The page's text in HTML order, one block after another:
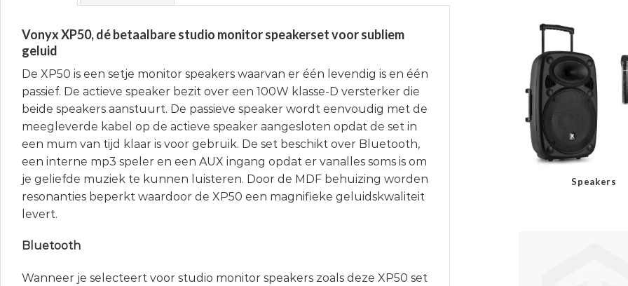
Vonyx XP50, dé betaalbare studio monitor speakerset voor subliem
geluid
De XP50 is een setje monitor speakers waarvan er één levendig is en één
passief. De actieve speaker bezit over een 100W klasse-D versterker die
beide speakers aanstuurt. De passieve speaker wordt eenvoudig met de
meegleverde kabel op de actieve speaker aangesloten opdat de set in
een mum van tijd klaar is voor gebruik. De set beschikt over Bluetooth,
een interne mp3 speler en een AUX ingang opdat er vanalles soms is om
je geliefde muziek te kunnen luisteren. Door de MDF behuizing worden
resonanties beperkt waardoor de XP50 een magnifieke geluidskwaliteit
levert.
Bluetooth
Wanneer je selecteert voor studio monitor speakers zoals deze XP50 set
Speakers